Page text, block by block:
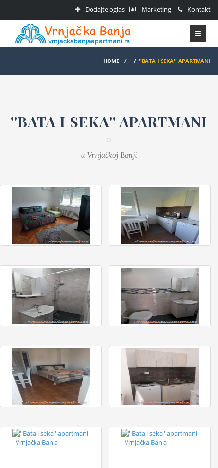
Dodajte oglas Marketing Kontakt
HOME / / ''BATA I SEKA'' APARTMANI
''BATA I SEKA'' APARTMANI
u Vrnjačkoj Banji